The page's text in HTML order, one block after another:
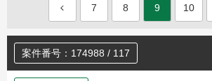
7 8 9 10
案件番号：174988 / 117